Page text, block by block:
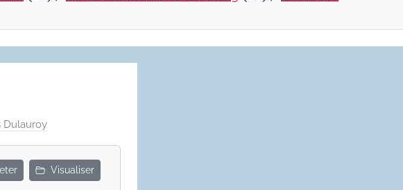
Dulauroy
Visualiser